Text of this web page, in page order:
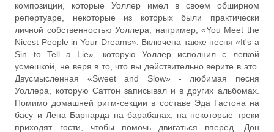
композиции, которые Уоллер имел в своем обширном
репертуаре, некоторые из которых были практически
личной собственностью Уоллера, например, «You Meet the
Nicest People in Your Dreams». Включена также песня «It's a
Sin to Tell a Lie», которую Уоллер исполнил с легкой
усмешкой, не веря в то, что вы действительно верите в это.
Двусмысленная «Sweet and Slow» - любимая песня
Уоллера, которую Саттон записывал и в других альбомах.
Помимо домашней ритм-секции в составе Эда Гастона на
басу и Лена Барнарда на барабанах, на некоторые треки
приходят гости, чтобы помочь двигаться вперед. Дон